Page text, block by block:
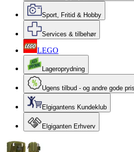
Sport, Fritid & Hobby
Services & tilbehør
LEGO
Lageroprydning
Ugens tilbud - og andre gode
Elgigantens Kundeklub
Elgiganten Erhverv